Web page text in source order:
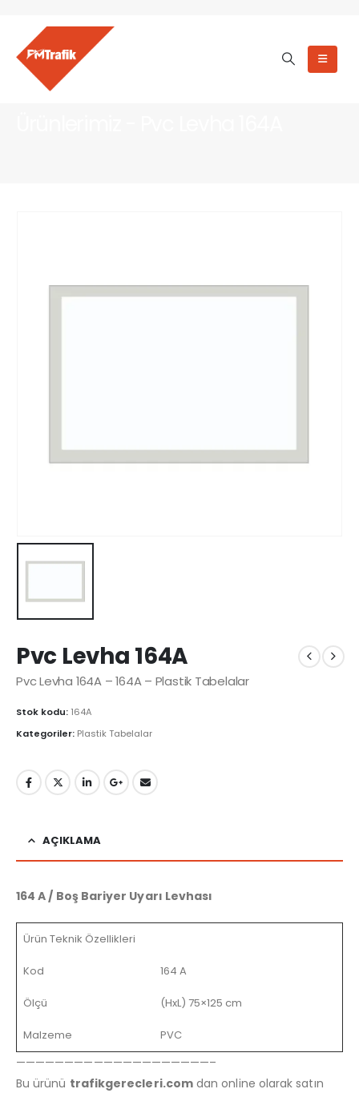
Pvc Levha 164A
Pvc Levha 164A – 164A – Plastik Tabelalar
Stok kodu: 164A
Kategoriler: Plastik Tabelalar
AÇIKLAMA
164 A / Boş Bariyer Uyarı Levhası
Ürün Teknik Özellikleri
Kod 164 A
Ölçü (HxL) 75×125 cm
Malzeme PVC
————————————————————–
Bu ürünü trafikgerecleri.comdan online olarak satın